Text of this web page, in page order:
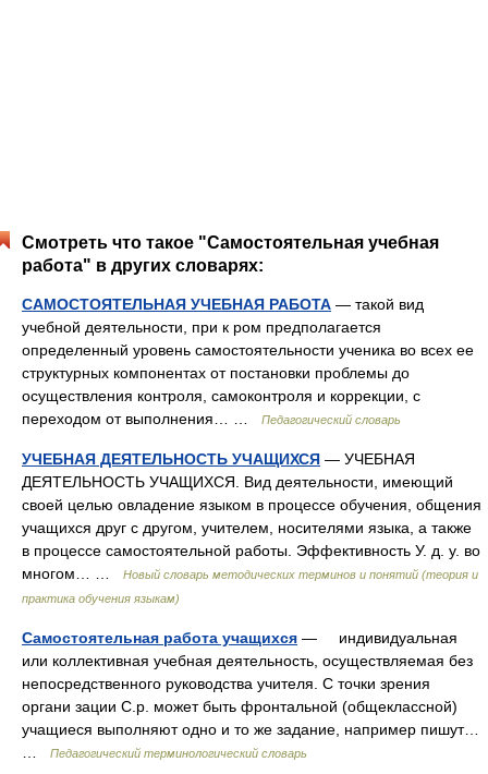
Смотреть что такое "Самостоятельная учебная
работа" в других словарях:
САМОСТОЯТЕЛЬНАЯ УЧЕБНАЯ РАБОТА — такой вид
учебной деятельности, при к ром предполагается
определенный уровень самостоятельности ученика во всех ее
структурных компонентах от постановки проблемы до
осуществления контроля, самоконтроля и коррекции, с
переходом от выполнения… …
Педагогический словарь
УЧЕБНАЯ ДЕЯТЕЛЬНОСТЬ УЧАЩИХСЯ — УЧЕБНАЯ
ДЕЯТЕЛЬНОСТЬ УЧАЩИХСЯ. Вид деятельности, имеющий
своей целью овладение языком в процессе обучения, общения
учащихся друг с другом, учителем, носителями языка, а также
в процессе самостоятельной работы. Эффективность У. д. у. во
многом… …
Новый словарь методических терминов и понятий (теория и
практика обучения языкам)
Самостоятельная работа учащихся — индивидуальная
или коллективная учебная деятельность, осуществляемая без
непосредственного руководства учителя. С точки зрения
органи зации С.р. может быть фронтальной (общеклассной)
учащиеся выполняют одно и то же задание, например пишут…
Педагогический терминологический словарь